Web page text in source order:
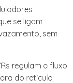
se ligam
sem
regulam o fluxo
do retículo